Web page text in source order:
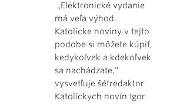
„Elektronické vydanie
má veľa výhod.
Katolícke noviny v tejto
podobe si môžete kúpiť,
kedykoľvek a kdekoľvek
sa nachádzate,“
vysvetľuje šéfredaktor
Katolíckych novín Igor